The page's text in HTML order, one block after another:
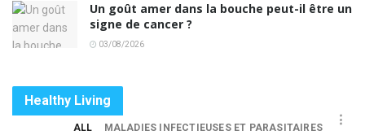
Un goût amer dans la bouche peut-il être un
signe de cancer ?
03/08/2026
Healthy Living
ALL MALADIES INFECTIEUSES ET PARASITAIRES